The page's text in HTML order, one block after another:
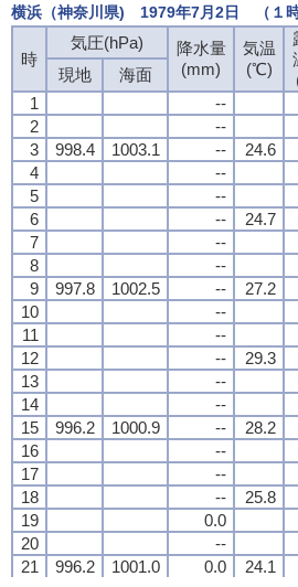
横浜（神奈川県) 1979年7月2日 （１時
時
気圧(hPa)
降水量
(mm)
気温
(℃)
現地
海面
1
--
2
--
3
998.4 1003.1 -- 24.6
4
--
5
--
6
-- 24.7
7
--
8
--
9
997.8 1002.5 -- 27.2
10
--
11
--
12
-- 29.3
13
--
14
--
15
996.2 1000.9 -- 28.2
16
--
17
--
18
-- 25.8
19
0.0
20
--
21
996.2 1001.0 0.0 24.1
時
気圧(hPa)
降水量
(mm)
気温
(℃)
現地
海面
1
--
2
--
3
998.4 1003.1 -- 24.6
4
--
5
--
6
-- 24.7
7
--
8
--
9
997.8 1002.5 -- 27.2
10
--
11
--
12
-- 29.3
13
--
14
--
15
996.2 1000.9 -- 28.2
16
--
17
--
18
-- 25.8
19
0.0
20
--
21
996.2 1001.0 0.0 24.1
時
気圧(hPa)
降水量
(mm)
気温
(℃)
現地
海面
1
--
2
--
3
998.4 1003.1 -- 24.6
4
--
5
--
6
-- 24.7
7
--
8
--
9
997.8 1002.5 -- 27.2
10
--
11
--
12
-- 29.3
13
--
14
--
15
996.2 1000.9 -- 28.2
16
--
17
--
18
-- 25.8
19
0.0
20
--
21
996.2 1001.0 0.0 24.1
時
気圧(hPa)
降水量
(mm)
気温
(℃)
現地
海面
1
--
2
--
3
998.4 1003.1 -- 24.6
4
--
5
--
6
-- 24.7
7
--
8
--
9
997.8 1002.5 -- 27.2
10
--
11
--
12
-- 29.3
13
--
14
--
15
996.2 1000.9 -- 28.2
16
--
17
--
18
-- 25.8
19
0.0
20
--
21
996.2 1001.0 0.0 24.1